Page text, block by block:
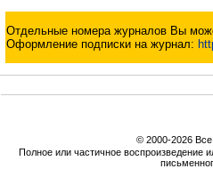
Отдельные номера журналов Вы
Оформление подписки на журнал:
© 2000-2026
Полное или частичное воспроизведение